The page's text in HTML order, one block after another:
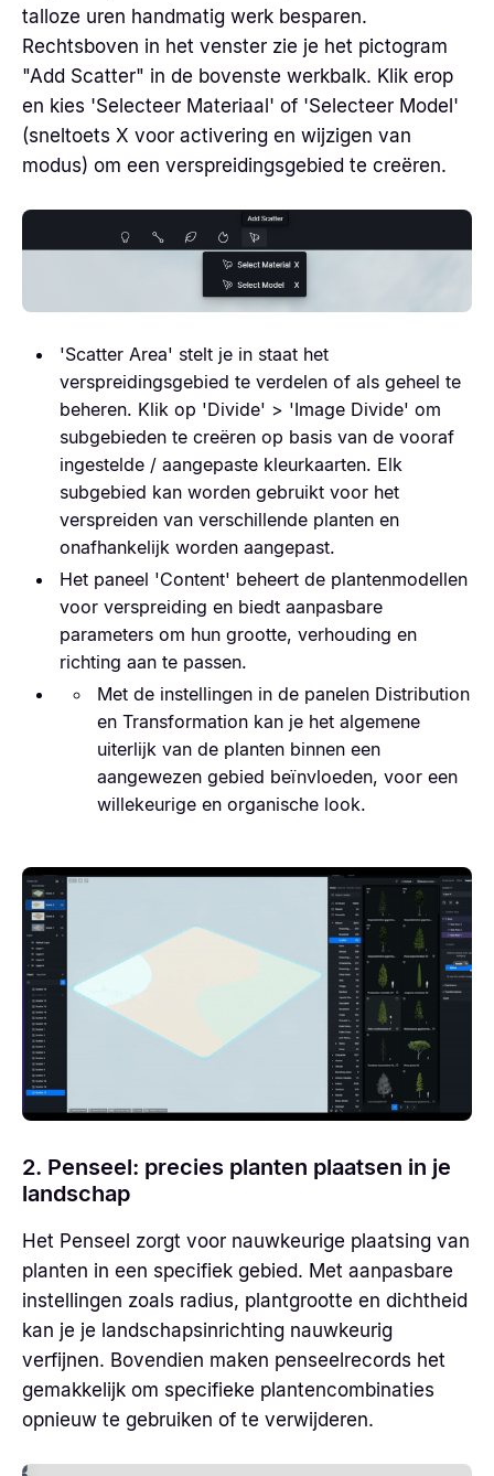
talloze uren handmatig werk besparen.
Rechtsboven in het venster zie je het pictogram
"Add Scatter" in de bovenste werkbalk. Klik erop
en kies 'Selecteer Materiaal' of 'Selecteer Model'
(sneltoets X voor activering en wijzigen van
modus) om een verspreidingsgebied te creëren.
'Scatter Area' stelt je in staat het
verspreidingsgebied te verdelen of als geheel te
beheren. Klik op 'Divide' > 'Image Divide' om
subgebieden te creëren op basis van de vooraf
ingestelde / aangepaste kleurkaarten. Elk
subgebied kan worden gebruikt voor het
verspreiden van verschillende planten en
onafhankelijk worden aangepast.
Het paneel 'Content' beheert de plantenmodellen
voor verspreiding en biedt aanpasbare
parameters om hun grootte, verhouding en
richting aan te passen.
Met de instellingen in de panelen Distribution
en Transformation kan je het algemene
uiterlijk van de planten binnen een
aangewezen gebied beïnvloeden, voor een
willekeurige en organische look.
2. Penseel: precies planten plaatsen in je
landschap
Het Penseel zorgt voor nauwkeurige plaatsing van
planten in een specifiek gebied. Met aanpasbare
instellingen zoals radius, plantgrootte en dichtheid
kan je je landschapsinrichting nauwkeurig
verfijnen. Bovendien maken penseelrecords het
gemakkelijk om specifieke plantencombinaties
opnieuw te gebruiken of te verwijderen.